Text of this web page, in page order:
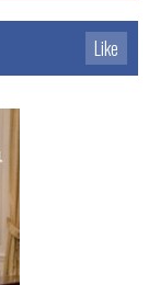
Like